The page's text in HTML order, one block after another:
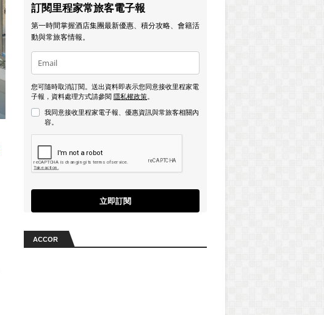
訂閱里程家常旅客電子報
第一時間掌握酒店集團最新優惠、積分攻略、會籍活
動與常旅客情報。
您可隨時取消訂閱。送出資料即表示您同意接收里程家電
子報，資料處理方式請參閱 隱私權政策。
我同意接收里程家電子報、優惠資訊與常旅客相關內
容。
立即訂閱
ACCOR